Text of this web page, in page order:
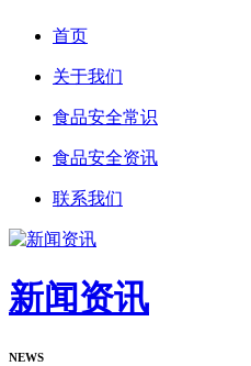
首页
关于我们
食品安全常识
食品安全资讯
联系我们
新闻资讯
NEWS